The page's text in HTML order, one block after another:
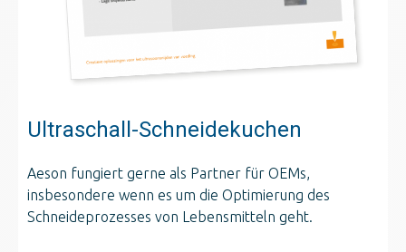
Ultraschall-Schneidekuchen
Aeson fungiert gerne als Partner für OEMs,
insbesondere wenn es um die Optimierung des
Schneideprozesses von Lebensmitteln geht.